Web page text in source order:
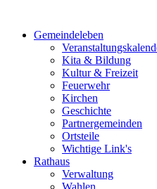
Gemeindeleben
Kita & Bildung
Kultur & Freizeit
Feuerwehr
Kirchen
Geschichte
Partnergemeinden
Ortsteile
Wichtige Link's
Rathaus
Verwaltung
Wahlen